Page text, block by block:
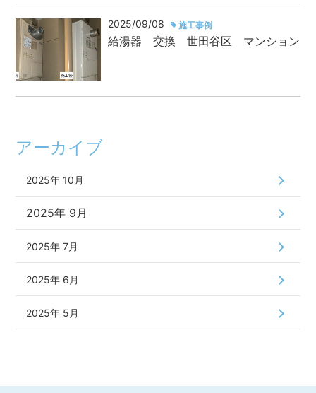
2025/09/08 施工事例
給湯器 交換 世田谷区 マンション
アーカイブ
2025年 10月
2025年 9月
2025年 7月
2025年 6月
2025年 5月